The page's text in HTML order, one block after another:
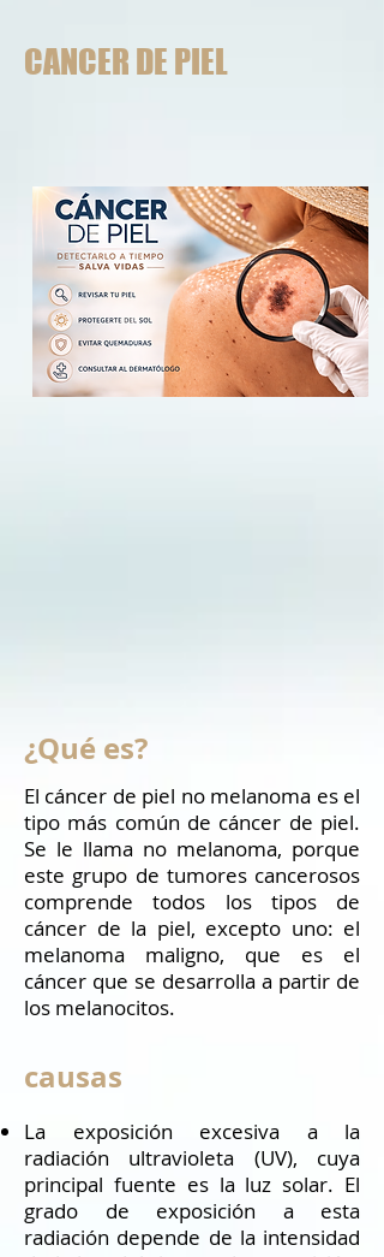
CANCER DE PIEL
¿Qué es?
El cáncer de piel no melanoma es el
tipo más común de cáncer de piel.
Se le llama no melanoma, porque
este grupo de tumores cancerosos
comprende todos los tipos de
cáncer de la piel, excepto uno: el
melanoma maligno, que es el
cáncer que se desarrolla a partir de
los melanocitos.
causas
La exposición excesiva a la
radiación ultravioleta (UV), cuya
principal fuente es la luz solar. El
grado de exposición a esta
radiación depende de la intensidad